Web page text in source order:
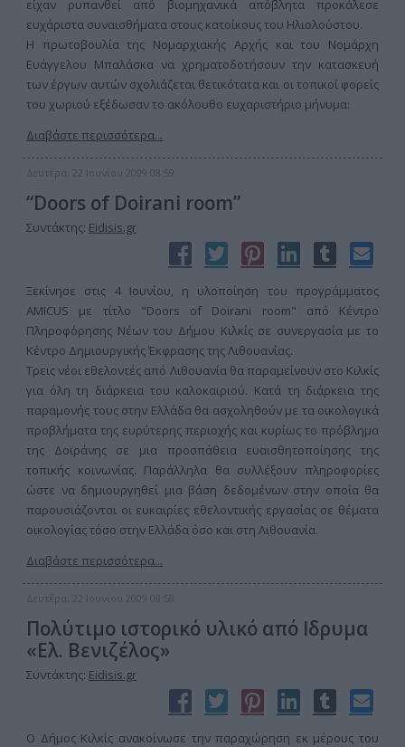
είχαν ρυπανθεί από βιομηχανικά απόβλητα προκάλεσε
ευχάριστα συναισθήματα στους κατοίκους του Ηλιολούστου.
Η πρωτοβουλία της Νομαρχιακής Αρχής και του Νομάρχη
Ευάγγελου Μπαλάσκα να χρηματοδοτήσουν την κατασκευή
των έργων αυτών σχολιάζεται θετικότατα και οι τοπικοί φορείς
του χωριού εξέδωσαν το ακόλουθο ευχαριστήριο μήνυμα:
Διαβάστε περισσότερα...
Δευτέρα, 22 Ιουνίου 2009 08:59
“Doors of Doirani room”
Συντάκτης: Eidisis.gr
Ξεκίνησε στις 4 Ιουνίου, η υλοποίηση του προγράμματος
AMICUS με τίτλο "Doors of Doirani room" από Κέντρο
Πληροφόρησης Νέων του Δήμου Κιλκίς σε συνεργασία με το
Κέντρο Δημιουργικής Έκφρασης της Λιθουανίας.
Τρεις νέοι εθελοντές από Λιθουανία θα παραμείνουν στο Κιλκίς
για όλη τη διάρκεια του καλοκαιριού. Κατά τη διάρκεια της
παραμονής τους στην Ελλάδα θα ασχοληθούν με τα οικολογικά
προβλήματα της ευρύτερης περιοχής και κυρίως το πρόβλημα
της Δοϊράνης σε μια προσπάθεια ευαισθητοποίησης της
τοπικής κοινωνίας. Παράλληλα θα συλλέξουν πληροφορίες
ώστε να δημιουργηθεί μια βάση δεδομένων στην οποία θα
παρουσιάζονται οι ευκαιρίες εθελοντικής εργασίας σε θέματα
οικολογίας τόσο στην Ελλάδα όσο και στη Λιθουανία.
Διαβάστε περισσότερα...
Δευτέρα, 22 Ιουνίου 2009 08:58
Πολύτιμο ιστορικό υλικό από Ιδρυμα
«Ελ. Βενιζέλος»
Συντάκτης: Eidisis.gr
Ο Δήμος Κιλκίς ανακοίνωσε την παραχώρηση εκ μέρους του